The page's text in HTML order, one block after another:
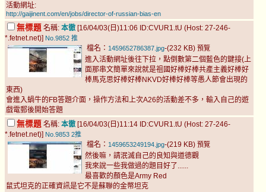
活動網址:
http://gaijinent.com/en/jobs/director-of-russian-bias-en
無標題 名稱: 本徹 [16/04/03(日)11:06 ID:CVUR1.tU (Host: 27-246-
*.fetnet.net)] No.9852 推
檔名： 1459652786387.jpg-(232 KB) 預覽
進入活動網址後往下拉，點倒數第二個藍色的鍵接(上
面那串文簡單來說就是祖國好棒好棒共產主義好棒好
棒馬克思好棒好棒NKVD好棒好棒等愚人節會出現的
東西)
會進入蝸牛的FB答題介面，操作方法和上次A26的活動差不多，輸入自己的遊
戲電郵後開始答題
無標題 名稱: 本徹 [16/04/03(日)11:14 ID:CVUR1.tU (Host: 27-246-
*.fetnet.net)] No.9853 2推
檔名： 1459653249194.jpg-(219 KB) 預覽
然後嘛，請泯滅自己的良知與道德觀
我來說一些我做過的題目好了......
最喜歡的顏色是Army Red
鼠式坦克的正確資訊是它不是蘇聯的金幣坦克